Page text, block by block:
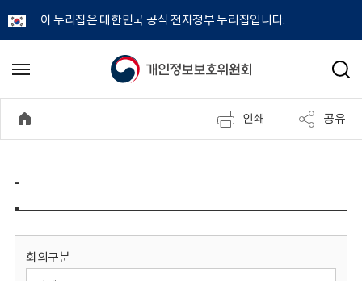
이 누리집은 대한민국 공식 전자정부 누리집입니다.
개
정
보
메
기
검
인쇄 공유
-
회의구분